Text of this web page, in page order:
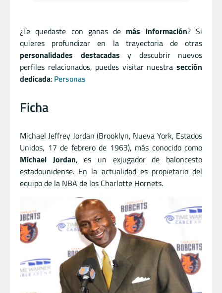
¿Te quedaste con ganas de más información? Si
quieres profundizar en la trayectoria de otras
personalidades destacadas y descubrir nuevos
perfiles relacionados, puedes visitar nuestra sección
dedicada: Personas
Ficha
Michael Jeffrey Jordan (Brooklyn, Nueva York, Estados
Unidos, 17 de febrero de 1963), más conocido como
Michael Jordan, es un exjugador de baloncesto
estadounidense. En la actualidad es propietario del
equipo de la NBA de los Charlotte Hornets.